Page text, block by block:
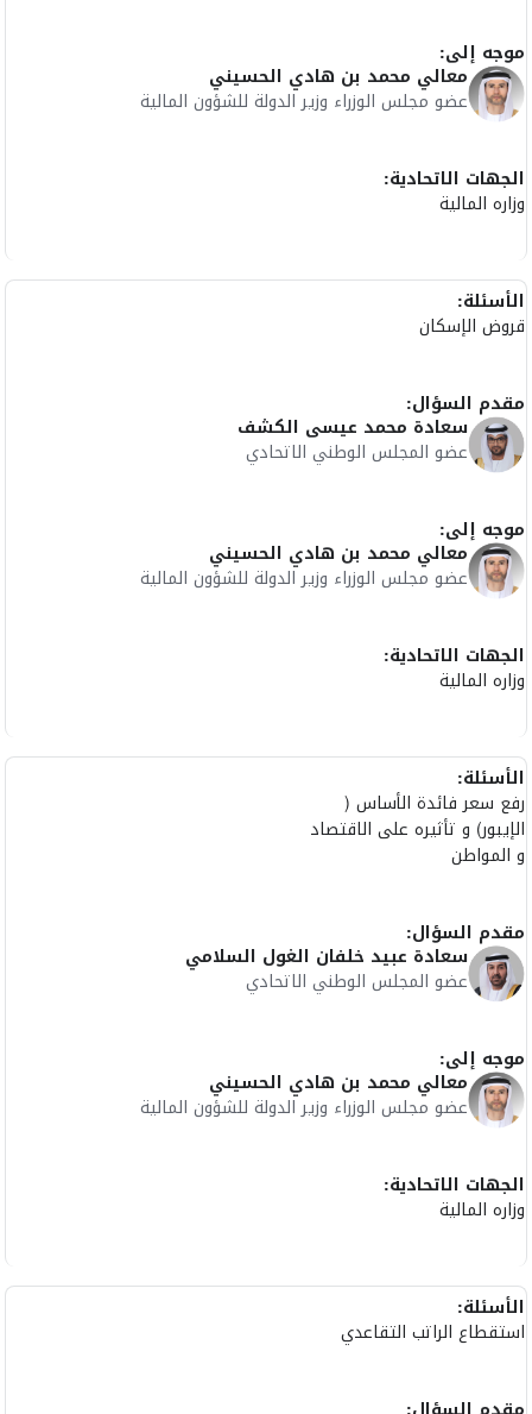
موجه إلى:
معالي محمد بن هادي الحسيني
عضو مجلس الوزراء وزير الدولة للشؤون المالية
الجهات الاتحادية:
وزاره المالية
الأسئلة:
قروض الإسكان
مقدم السؤال:
سعادة محمد عيسى الكشف
عضو المجلس الوطني الاتحادي
موجه إلى:
معالي محمد بن هادي الحسيني
عضو مجلس الوزراء وزير الدولة للشؤون المالية
الجهات الاتحادية:
وزاره المالية
الأسئلة:
رفع سعر فائدة الأساس (
الإيبور) و تأثيره على الاقتصاد
و المواطن
مقدم السؤال:
سعادة عبيد خلفان الغول السلامي
عضو المجلس الوطني الاتحادي
موجه إلى:
معالي محمد بن هادي الحسيني
عضو مجلس الوزراء وزير الدولة للشؤون المالية
الجهات الاتحادية:
وزاره المالية
الأسئلة:
استقطاع الراتب التقاعدي